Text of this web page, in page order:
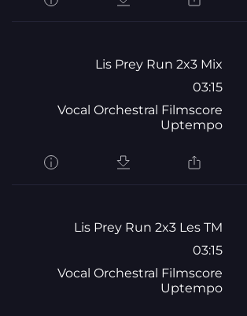
Lis Prey Run 2x3 Mix
03:15
Vocal Orchestral Filmscore
Uptempo
Lis Prey Run 2x3 Les TM
03:15
Vocal Orchestral Filmscore
Uptempo